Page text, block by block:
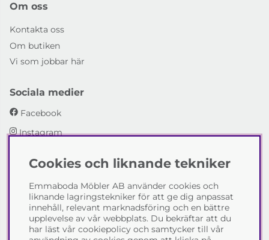
Om oss
Kontakta oss
Om butiken
Vi som jobbar här
Sociala medier
Facebook
Instagram
Emmaboda Möbler AB
I fyra generationer har vi hjälpt människor att möblera
sina hem och uppfylla sina inredningsdrömmar med
möbeldesign av högsta kvalitet. Vi vill hjälpa just dig att
skapa ditt drömhem - kontakta gärna oss och berätta
hur vi kan hjälpa dig.
Cookies och liknande tekniker
Emmaboda Möbler AB använder cookies och
liknande lagringstekniker för att ge dig anpassat
innehåll, relevant marknadsföring och en bättre
upplevelse av vår webbplats. Du bekräftar att du
har läst vår cookiepolicy och samtycker till vår